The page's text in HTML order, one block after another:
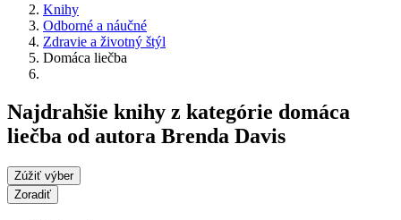
Knihy
Odborné a náučné
Zdravie a životný štýl
Domáca liečba
Najdrahšie knihy z kategórie domáca
liečba od autora Brenda Davis
Zúžiť výber
Zoradiť